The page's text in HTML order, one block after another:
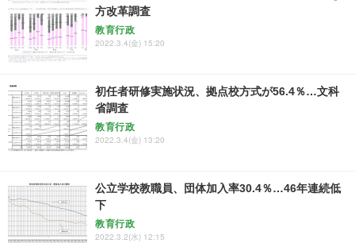
方改革調査
教育行政
2022.3.4(金) 15:20
初任者研修実施状況、拠点校方式が56.4％…文科
省調査
教育行政
2022.3.4(金) 13:20
公立学校教職員、団体加入率30.4％…46年連続低
下
教育行政
2022.3.2(水) 12:15